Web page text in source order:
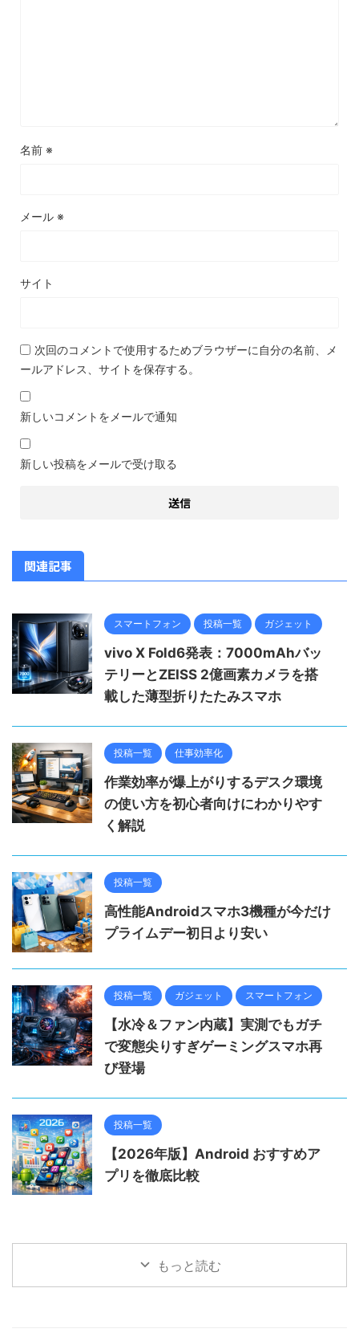
名前 ※
メール ※
サイト
次回のコメントで使用するためブラウザーに自分の名前、メ
ールアドレス、サイトを保存する。
新しいコメントをメールで通知
新しい投稿をメールで受け取る
関連記事
スマートフォン 投稿一覧 ガジェット
vivo X Fold6発表：7000mAhバッ
テリーとZEISS 2億画素カメラを搭
載した薄型折りたたみスマホ
投稿一覧 仕事効率化
作業効率が爆上がりするデスク環境
の使い方を初心者向けにわかりやす
く解説
投稿一覧
高性能Androidスマホ3機種が今だけ
プライムデー初日より安い
投稿一覧 ガジェット スマートフォン
【水冷＆ファン内蔵】実測でもガチ
で変態尖りすぎゲーミングスマホ再
び登場
投稿一覧
【2026年版】Android おすすめア
プリを徹底比較
もっと読む